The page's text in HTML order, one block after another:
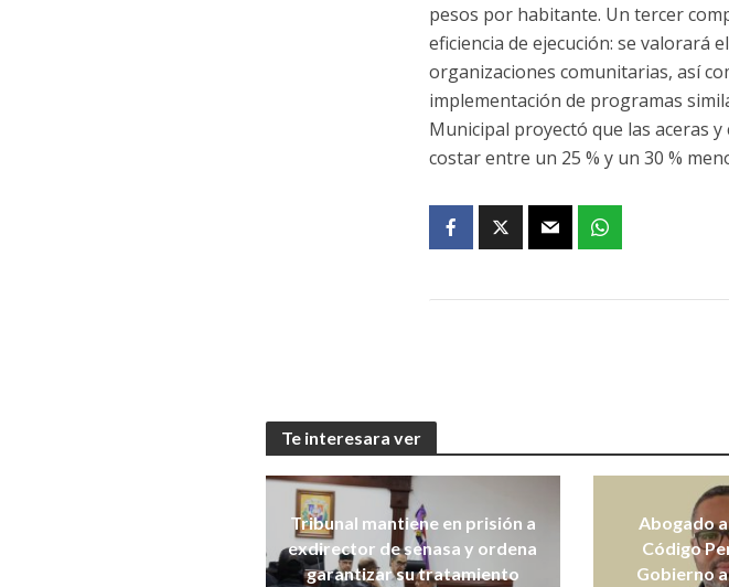
pesos por habitante. Un tercer
eficiencia de ejecución: se valorará
organizaciones comunitarias, así
implementación de programas
Municipal proyectó que las aceras
costar entre un 25 % y un 30 %
Te interesara ver
Tribunal mantiene en prisión a
exdirector de senasa y ordena
garantizar su tratamiento
Abogado
Código
Gobierno